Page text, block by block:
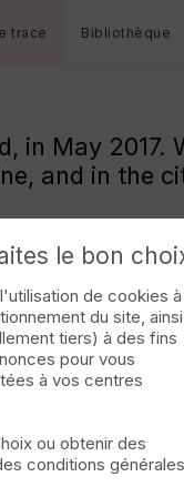
trace Bibliothèque
in May
and in the
in Ven island
le bon
de cookies à
du site, ainsi
tiers) à des fins
pour vous
à vos centres
ou obtenir des
conditions générales